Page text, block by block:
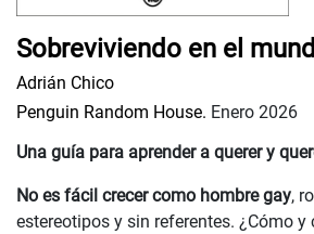
Sobreviviendo en el
Adrián Chico
Penguin Random House. Enero 2026
Una guía para aprender a querer y
No es fácil crecer como hombre gay,
estereotipos y sin referentes. ¿Cómo y